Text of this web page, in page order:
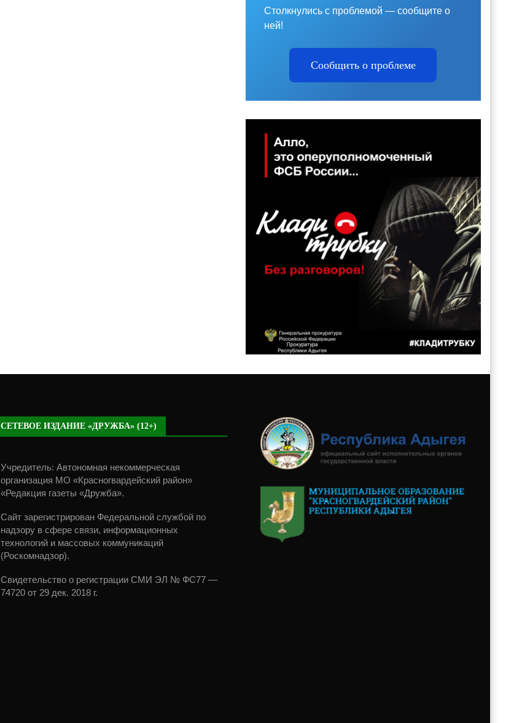
Столкнулись с проблемой — сообщите о
ней!
Сообщить о проблеме
СЕТЕВОЕ ИЗДАНИЕ «ДРУЖБА» (12+)
Учредитель: Автономная некоммерческая
организация МО «Красногвардейский район»
«Редакция газеты «Дружба».
Сайт зарегистрирован Федеральной службой по
надзору в сфере связи, информационных
технологий и массовых коммуникаций
(Роскомнадзор).
Свидетельство о регистрации СМИ ЭЛ № ФС77 —
74720 от 29 дек. 2018 г.